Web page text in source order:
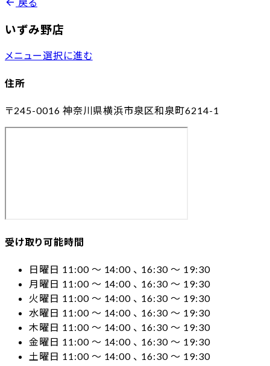
いずみ野店
メニュー選択に進む
住所
〒245-0016 神奈川県横浜市泉区和泉町6214-1
受け取り可能時間
日曜日 11:00 〜 14:00 、 16:30 〜 19:30
月曜日 11:00 〜 14:00 、 16:30 〜 19:30
火曜日 11:00 〜 14:00 、 16:30 〜 19:30
水曜日 11:00 〜 14:00 、 16:30 〜 19:30
木曜日 11:00 〜 14:00 、 16:30 〜 19:30
金曜日 11:00 〜 14:00 、 16:30 〜 19:30
土曜日 11:00 〜 14:00 、 16:30 〜 19:30